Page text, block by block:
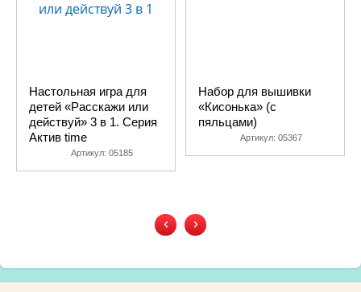
Настольная игра для
детей «Расскажи или
действуй» 3 в 1. Серия
Актив time
Артикул: 05185
Набор для вышивки
«Кисонька» (с
пяльцами)
Артикул: 05367
‹ ›